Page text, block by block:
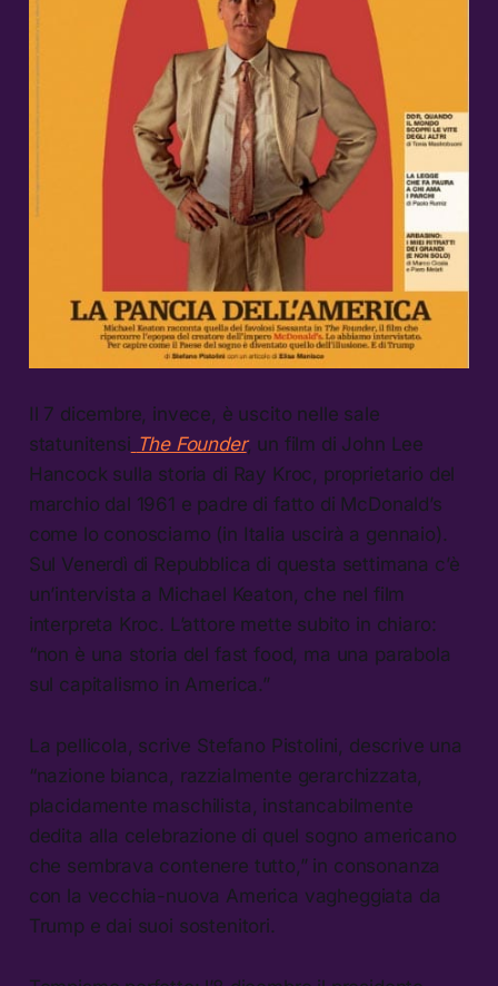
Il 7 dicembre, invece, è uscito nelle sale
statunitensi The Founder, un film di John Lee
Hancock sulla storia di Ray Kroc, proprietario del
marchio dal 1961 e padre di fatto di McDonald’s
come lo conosciamo (in Italia uscirà a gennaio).
Sul Venerdì di Repubblica di questa settimana c’è
un’intervista a Michael Keaton, che nel film
interpreta Kroc. L’attore mette subito in chiaro:
“non è una storia del fast food, ma una parabola
sul capitalismo in America.”
La pellicola, scrive Stefano Pistolini, descrive una
“nazione bianca, razzialmente gerarchizzata,
placidamente maschilista, instancabilmente
dedita alla celebrazione di quel sogno americano
che sembrava contenere tutto,” in consonanza
con la vecchia-nuova America vagheggiata da
Trump e dai suoi sostenitori.